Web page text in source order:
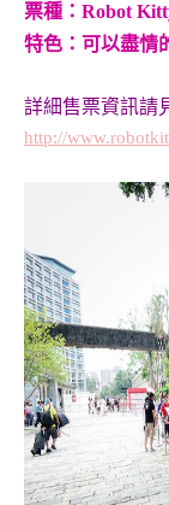
票種：Robot
特色：可以盡情
詳細售票資訊請
http://